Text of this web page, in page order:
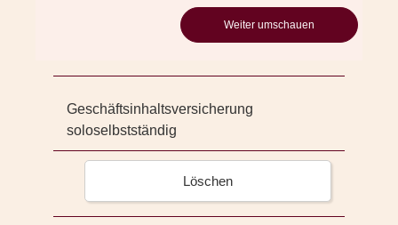
Weiter umschauen
Geschäftsinhaltsversicherung
soloselbstständig
Löschen